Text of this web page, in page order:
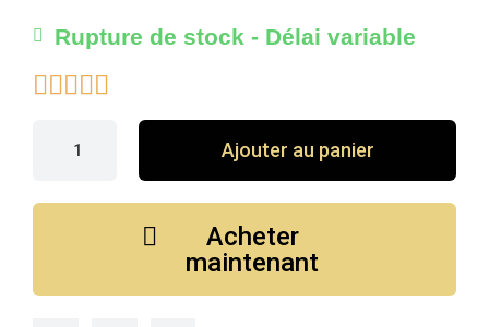
Rupture de stock - Délai variable

Ajouter au panier
Acheter
maintenant